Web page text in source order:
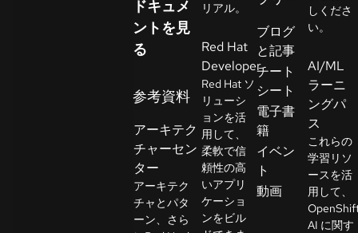
お
問
合
わ
言
語
の
選
択
ドキュメ
ントを見
る
参考資料
アーキテク
チャーセン
ター
アーキテク
チャとパタ
ーン、さら
リアル。
Red Hat
Developer
Red Hat ソ
リューシ
ョンを活
用して、
柔軟で信
頼性の高
いアプリ
ケーショ
ンをビル
ブログ
と記事
チート
シート
電子書
籍
イベン
ト
動画
しくださ
い。
AI/ML
ラーニ
ングパ
ス
これらの
学習リソ
ースを活
用して、
AI に関す